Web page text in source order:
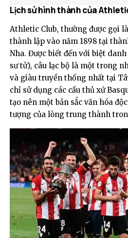
Lịch sử hình thành của
Athletic Club, thường được gọi
thành lập vào năm 1898 tại
Nha. Được biết đến với biệt
sư tử), câu lạc bộ là một trong
và giàu truyền thống nhất tại
chỉ sử dụng các cầu thủ xứ
tạo nên một bản sắc văn hóa
tượng của lòng trung thành